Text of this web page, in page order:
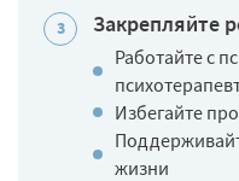
Закрепляйте
Работайте с
Избегайте
жизни